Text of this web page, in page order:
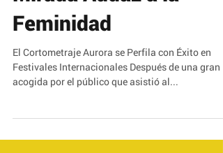
Anaís Delgado: Una
Mirada Audaz a la
Feminidad
Festivales Internacionales Después de una gran